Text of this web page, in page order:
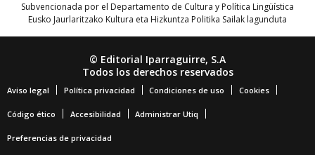
Subvencionada por el Departamento de Cultura y Política Lingüística
Eusko Jaurlaritzako Kultura eta Hizkuntza Politika Sailak lagunduta
© Editorial Iparraguirre, S.A
Todos los derechos reservados
Aviso legal Política privacidad Condiciones de uso Cookies
Código ético Accesibilidad Administrar Utiq
Preferencias de privacidad